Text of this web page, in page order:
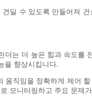
딜 수 있도록 만들어져
는 더 높은 힘과 속도를
을 향상시킵니다.
직임을 정확하게 제어
모니터링하고 주요 문제